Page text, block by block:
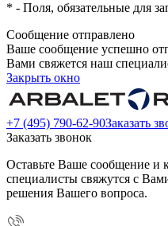
* - Поля, обязательные для
Сообщение отправлено
Ваше сообщение успешно
Вами свяжется наш
Закрыть окно
+7 (495) 790-62-90Заказать
Заказать звонок
Оставьте Ваше сообщение и
специалисты свяжутся с
решения Вашего вопроса.